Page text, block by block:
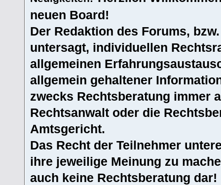
neuen Board!
Der Redaktion des Forums,
untersagt, individuellen
allgemeinen
allgemein gehaltener
zwecks Rechtsberatung immer
Rechtsanwalt oder die
Amtsgericht.
Das Recht der Teilnehmer
ihre jeweilige Meinung zu
auch keine Rechtsberatung dar!